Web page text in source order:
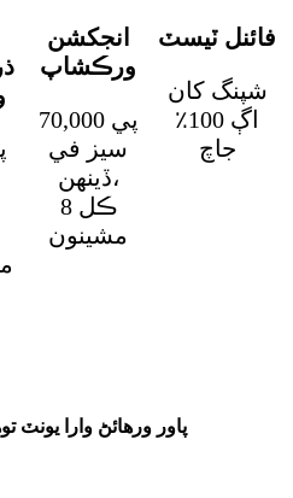
انجکشن
ورڪشاپ
70,000 پي
سيز في
ڏينهن،
ڪل 8
مشينون
فائنل ٽيسٽ
شپنگ کان
اڳ 100٪
جاچ
پاور ورهائڻ وارا